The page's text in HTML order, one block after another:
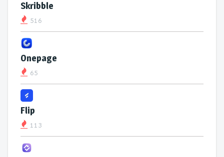
Skribble
516
Onepage
65
Flip
113